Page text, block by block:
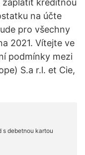
zaplatiť kreditnou
na účte
pro všechny
2021. Vítejte ve
podmínky mezi
S.a r.l. et Cie,